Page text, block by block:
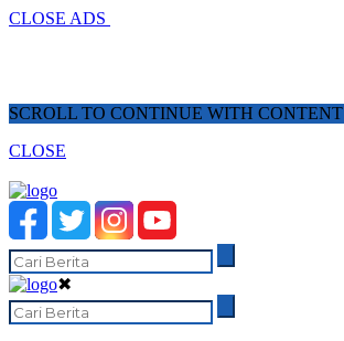
CLOSE ADS
SCROLL TO CONTINUE WITH CONTENT
CLOSE
✖